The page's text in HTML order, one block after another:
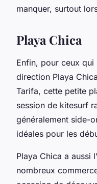
manquer, surtout
Playa Chica
Enfin, pour ceux
direction Playa
Tarifa, cette petite
session de kitesurf
généralement side-
idéales pour les
Playa Chica a aussi
nombreux